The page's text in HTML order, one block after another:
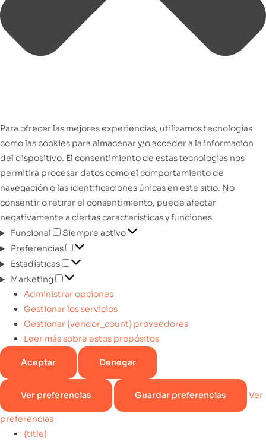
Para ofrecer las mejores experiencias, utilizamos tecnologías
como las cookies para almacenar y/o acceder a la información
del dispositivo. El consentimiento de estas tecnologías nos
permitirá procesar datos como el comportamiento de
navegación o las identificaciones únicas en este sitio. No
consentir o retirar el consentimiento, puede afectar
negativamente a ciertas características y funciones.
Funcional
Siempre activo
Preferencias
Estadísticas
Marketing
Administrar opciones
Gestionar los servicios
Gestionar {vendor_count} proveedores
Leer más sobre estos propósitos
Aceptar Denegar
Ver preferencias Guardar preferencias Ver
preferencias
{title}